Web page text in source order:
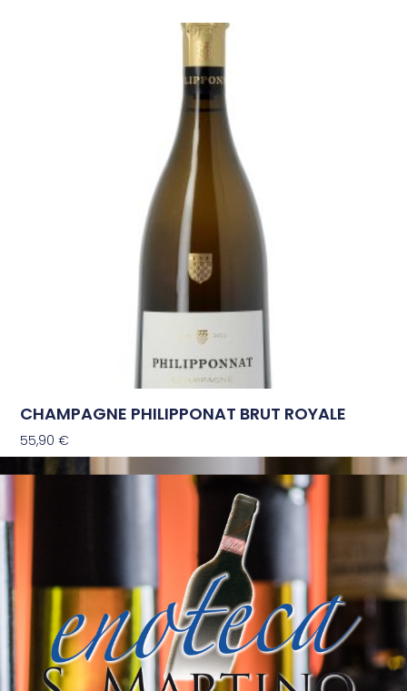
CHAMPAGNE PHILIPPONAT BRUT ROYALE
55,90€